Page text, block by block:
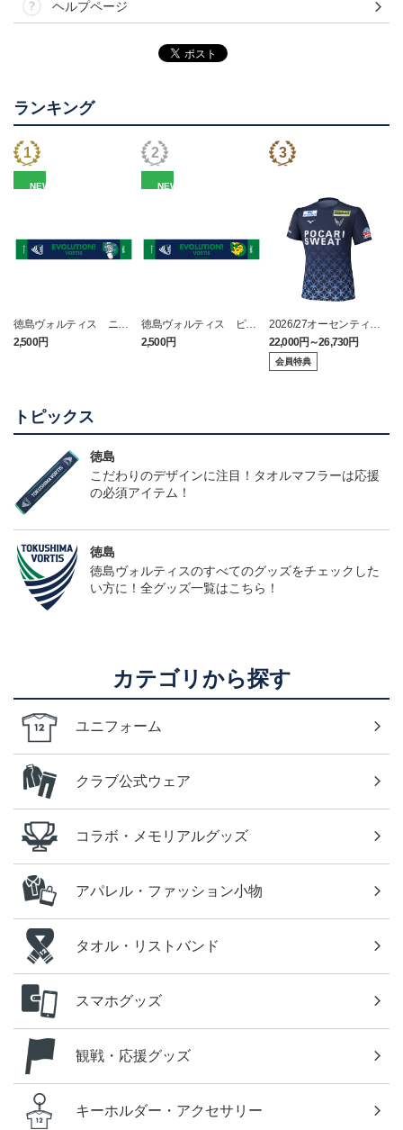
ヘルプページ
ランキング
NEW
徳島ヴォルティス ニョ
ロボン タオルマフラー
2,500円
NEW
徳島ヴォルティス ピカ
チュウ タオルマフラー
2,500円
2026/27オーセンティッ
クユニフォーム(FP1st/半
袖)
22,000円～26,730円
会員特典
トピックス
徳島
こだわりのデザインに注目！タオルマフラーは応援
の必須アイテム！
徳島
徳島ヴォルティスのすべてのグッズをチェックした
い方に！全グッズ一覧はこちら！
カテゴリから探す
ユニフォーム
クラブ公式ウェア
コラボ・メモリアルグッズ
アパレル・ファッション小物
タオル・リストバンド
スマホグッズ
観戦・応援グッズ
キーホルダー・アクセサリー